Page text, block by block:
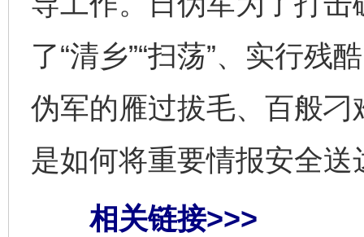
了“清乡”“扫荡”、实行残
伪军的雁过拔毛、百般
是如何将重要情报安全
相关链接>>>
完善运行机制助力责任有效落实 一纸欠